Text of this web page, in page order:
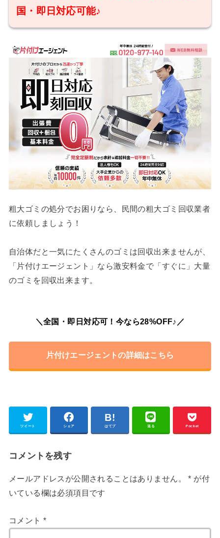
国・即日対応可能♪
粗大ゴミの処分でお困りなら、民間の粗大ゴミ回収業者
に依頼しましょう！
自治体だと一気にたくさんのゴミは回収出来ませんが、
「片付けエージェント」なら激安料金で「すぐに」大量
のゴミを回収出来ます。
＼全国・即日対応可！今なら28%OFF♪／
片付けエージェントの詳細はこちら
ツイート シェア はてブ 送る Pocket
コメントを残す
メールアドレスが公開されることはありません。 * が付
いている欄は必須項目です
コメント *